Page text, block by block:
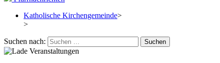
Katholische Kirchengemeinde>
>
Suchen nach: